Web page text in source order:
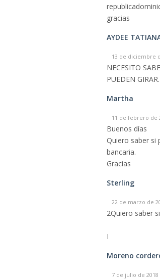
gracias
AYDEE
13 de diciembre
NECESITO
PUEDEN
Martha
11 de febrero de
Buenos días
Quiero saber si
bancaria.
Gracias
Sterling
22 de marzo de
2Quiero saber
I
Moreno
7 de julio de 2018